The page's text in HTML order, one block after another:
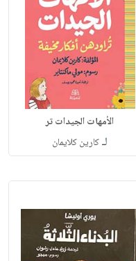
الأمهات الجيدات تر
لـكارين كلايمان